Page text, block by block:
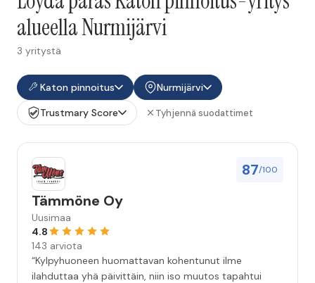
alueella Nurmijärvi
3 yritystä
Katon pinnoitus
Nurmijärvi
Trustmary Score
Tyhjennä suodattimet
87/100
Tämmöne Oy
Uusimaa
4.8
143 arviota
“Kylpyhuoneen huomattavan kohentunut ilme
ilahduttaa yhä päivittäin, niin iso muutos tapahtui